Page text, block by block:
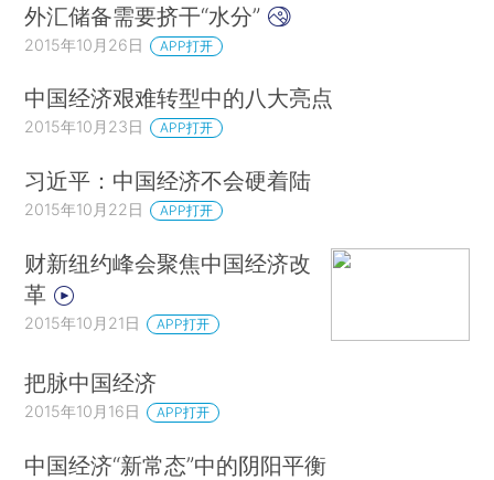
外汇储备需要挤干“水分”
2015年10月26日 APP打开
中国经济艰难转型中的八大亮点
2015年10月23日 APP打开
习近平：中国经济不会硬着陆
2015年10月22日 APP打开
财新纽约峰会聚焦中国经济改
革
2015年10月21日 APP打开
把脉中国经济
2015年10月16日 APP打开
中国经济“新常态”中的阴阳平衡